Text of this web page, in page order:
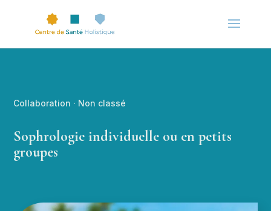
Collaboration · Non classé
Sophrologie individuelle ou en petits
groupes